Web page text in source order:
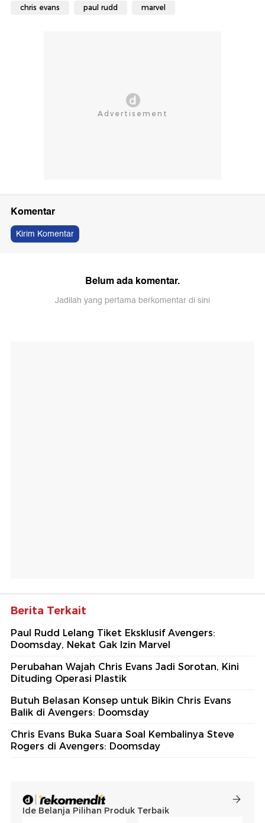
chris evans paul rudd marvel
Komentar
Kirim Komentar
Belum ada komentar.
Jadilah yang pertama berkomentar di sini
Berita Terkait
Paul Rudd Lelang Tiket Eksklusif Avengers:
Doomsday, Nekat Gak Izin Marvel
Perubahan Wajah Chris Evans Jadi Sorotan, Kini
Dituding Operasi Plastik
Butuh Belasan Konsep untuk Bikin Chris Evans
Balik di Avengers: Doomsday
Chris Evans Buka Suara Soal Kembalinya Steve
Rogers di Avengers: Doomsday